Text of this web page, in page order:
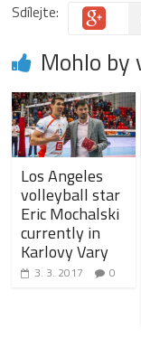
Sdílejte:
Mohlo
Los Angeles
volleyball star
Eric Mochalski
currently in
Karlovy Vary
3. 3. 2017 0